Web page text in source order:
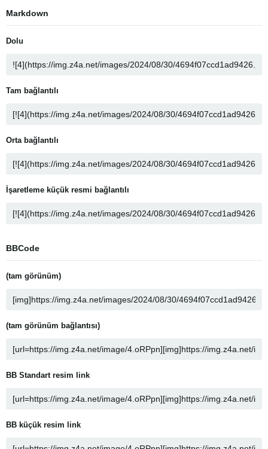
Markdown
Dolu
Tam bağlantılı
Orta bağlantılı
İşaretleme küçük resmi bağlantılı
BBCode
(tam görünüm)
(tam görünüm bağlantısı)
BB Standart resim link
BB küçük resim link